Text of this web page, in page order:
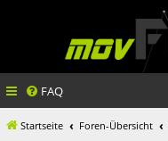
FAQ
Startseite Foren-Übersicht